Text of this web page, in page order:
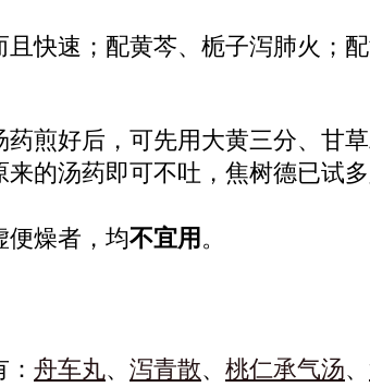
快速；配黄芩、栀子泻肺火；
煎好后，可先用大黄三分、甘
的汤药即可不吐，焦树德已试
便燥者，均不宜用 。
舟车丸、 泻青散、 桃仁承气汤、